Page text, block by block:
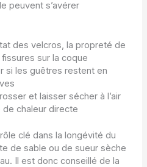
peuvent s’avérer
des velcros, la propreté de
sur la coque
si les guêtres restent en
et laisser sécher à l’air
de chaleur directe
clé dans la longévité du
de sable ou de sueur sèche
Il est donc conseillé de la